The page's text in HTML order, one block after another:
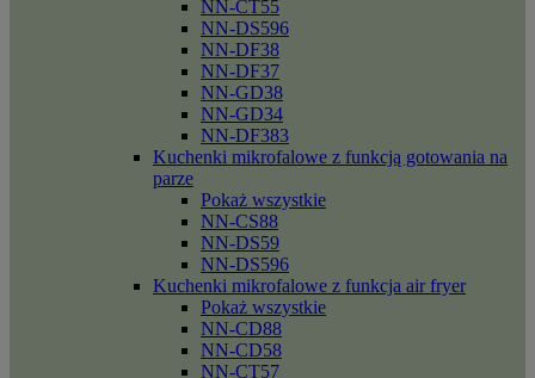
NN-CT55
NN-DS596
NN-DF38
NN-DF37
NN-GD38
NN-GD34
NN-DF383
Kuchenki mikrofalowe z funkcją gotowania na
parze
Pokaż wszystkie
NN-CS88
NN-DS59
NN-DS596
Kuchenki mikrofalowe z funkcja air fryer
Pokaż wszystkie
NN-CD88
NN-CD58
NN-CT57